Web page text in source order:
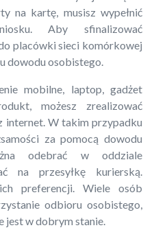
na kartę, musisz wypełnić
Aby sfinalizować
placówki sieci komórkowej
dowodu osobistego.
mobilne, laptop, gadżet
możesz zrealizować
internet. W takim przypadku
za pomocą dowodu
odebrać w oddziale
na przesyłkę kurierską.
preferencji. Wiele osób
odbioru osobistego,
jest w dobrym stanie.